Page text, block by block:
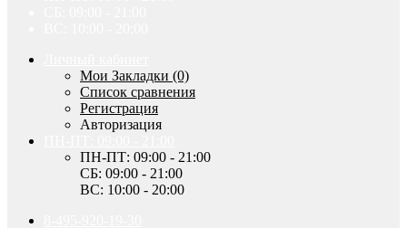
Мои Закладки (0)
Список сравнения
Регистрация
Авторизация
ПН-ПТ: 09:00 - 21:00
СБ: 09:00 - 21:00
ВС: 10:00 - 20:00